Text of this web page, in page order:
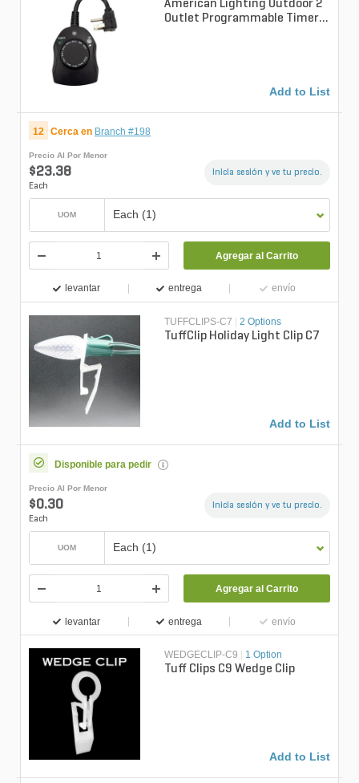
American Lighting Outdoor 2
Outlet Programmable Timer
Add to List
12 Cerca en Branch #198
Precio Al Por Menor
$23.38
Each
Inicia sesión y ve tu precio.
UOM Each (1)
Agregar al Carrito
levantar entrega envío
TUFFCLIPS-C7 | 2 Options
TuffClip Holiday Light Clip C7
Add to List
Disponible para pedir
Precio Al Por Menor
$0.30
Each
Inicia sesión y ve tu precio.
UOM Each (1)
Agregar al Carrito
levantar entrega envío
WEDGECLIP-C9 1 Option
Tuff Clips C9 Wedge Clip
Add to List